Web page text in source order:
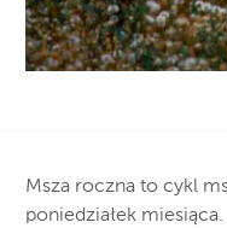
Msza roczna to cykl
poniedziałek miesiąca.